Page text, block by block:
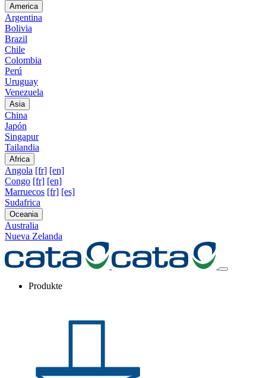
America
Argentina
Bolivia
Brazil
Chile
Colombia
Perú
Uruguay
Venezuela
Asia
China
Japón
Singapur
Tailandia
Africa
Angola [fr] [en]
Congo [fr] [en]
Marruecos [fr] [es]
Sudafrica
Oceania
Australia
Nueva Zelanda
Produkte